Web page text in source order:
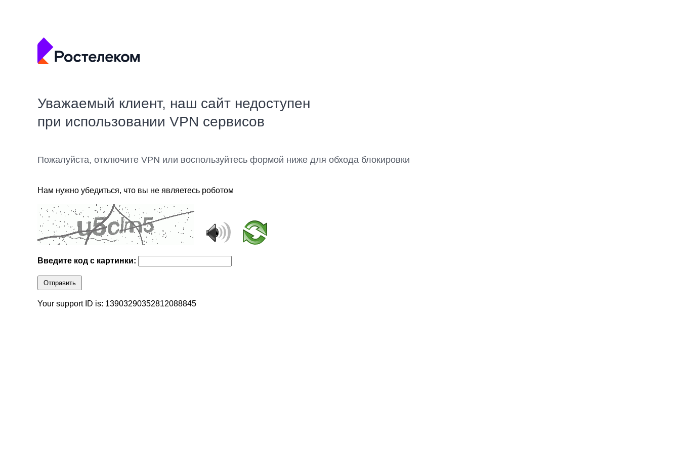
Уважаемый клиент, наш сайт недоступен
при использовании VPN сервисов
Пожалуйста, отключите VPN или воспользуйтесь формой ниже для обхода блокировки
Нам нужно убедиться, что вы не являетесь роботом
Введите код с картинки:
Отправить
Your support ID is: 13903290352812088845